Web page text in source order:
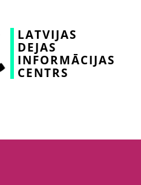
LATVIJAS
DEJAS
INFORMĀCIJAS
CENTRS